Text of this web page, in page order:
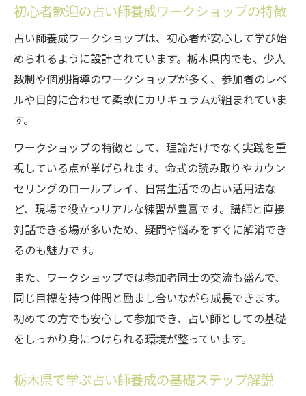
初心者歓迎の占い師養成ワークショップの特徴
占い師養成ワークショップは、初心者が安心して学び始
められるように設計されています。栃木県内でも、少人
数制や個別指導のワークショップが多く、参加者のレベ
ルや目的に合わせて柔軟にカリキュラムが組まれていま
す。
ワークショップの特徴として、理論だけでなく実践を重
視している点が挙げられます。命式の読み取りやカウン
セリングのロールプレイ、日常生活での占い活用法な
ど、現場で役立つリアルな練習が豊富です。講師と直接
対話できる場が多いため、疑問や悩みをすぐに解消でき
るのも魅力です。
また、ワークショップでは参加者同士の交流も盛んで、
同じ目標を持つ仲間と励まし合いながら成長できます。
初めての方でも安心して参加でき、占い師としての基礎
をしっかり身につけられる環境が整っています。
栃木県で学ぶ占い師養成の基礎ステップ解説